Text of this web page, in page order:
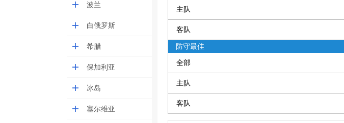
波兰
白俄罗斯
希腊
保加利亚
冰岛
塞尔维亚
主队
客队
防守最佳
全部
主队
客队